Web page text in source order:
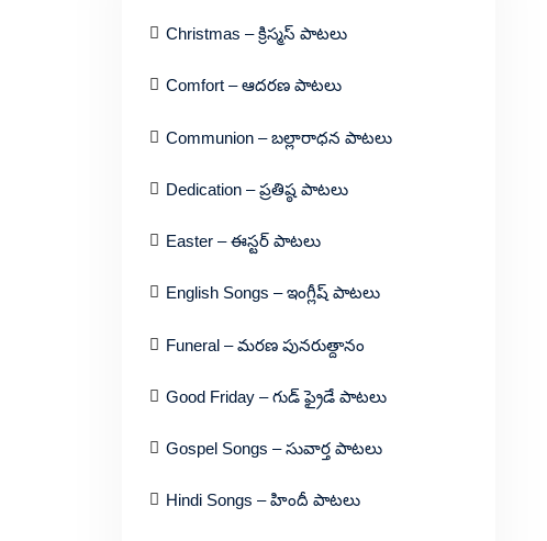
Christmas – క్రిస్మస్ పాటలు
Comfort – ఆదరణ పాటలు
Communion – బల్లారాధన పాటలు
Dedication – ప్రతిష్ఠ పాటలు
Easter – ఈస్టర్ పాటలు
English Songs – ఇంగ్లీష్ పాటలు
Funeral – మరణ పునరుత్దానం
Good Friday – గుడ్ ఫ్రైడే పాటలు
Gospel Songs – సువార్త పాటలు
Hindi Songs – హిందీ పాటలు